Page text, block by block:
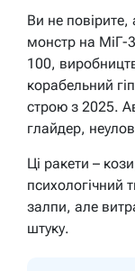
Ви не повірите,
монстр на МіГ-
100,
корабельний
строю з 2025.
глайдер,
Ці ракети –
психологічний
залпи, але
штуку.